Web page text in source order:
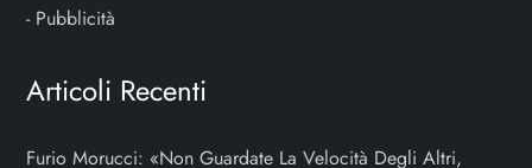
- Pubblicità
Articoli Recenti
Furio Morucci: «Non Guardate La Velocità Degli Altri,